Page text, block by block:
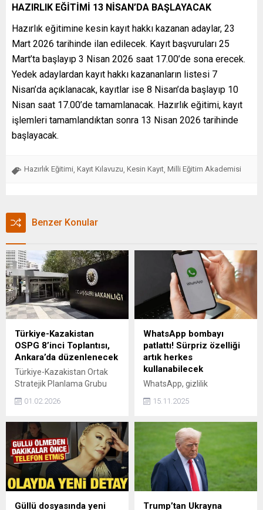
HAZIRLIK EĞİTİMİ 13 NİSAN’DA BAŞLAYACAK
Hazırlık eğitimine kesin kayıt hakkı kazanan adaylar, 23
Mart 2026 tarihinde ilan edilecek. Kayıt başvuruları 25
Mart’ta başlayıp 3 Nisan 2026 saat 17.00’de sona erecek.
Yedek adaylardan kayıt hakkı kazananların listesi 7
Nisan’da açıklanacak, kayıtlar ise 8 Nisan’da başlayıp 10
Nisan saat 17.00’de tamamlanacak. Hazırlık eğitimi, kayıt
işlemleri tamamlandıktan sonra 13 Nisan 2026 tarihinde
başlayacak.
Hazırlık Eğitimi Kayıt Kılavuzu Kesin Kayıt Milli Eğitim Akademisi
Benzer Konular
Türkiye-Kazakistan
OSPG 8’inci Toplantısı,
Ankara’da düzenlenecek
Türkiye-Kazakistan Ortak
Stratejik Planlama Grubu
Dışişleri Bakanı Hakan Fidan
Bakanı Yermek
Koşerbayev'in
başkanlıklarında yarın
Ankara'da
gerçekleştirilecek.
01.02.2026
WhatsApp bombayı
patlattı! Sürpriz özelliği
artık herkes
kullanabilecek
WhatsApp, gizlilik
yeni bir özellikle
kontrol sunuyor. “Bana
Kimler Mesaj Atabilir”
özelliği sayesinde artık
yalnızca rehberinizde kayıtlı
kişilerin size mesaj
göndermesine izin
verebileceksiniz.
15.11.2025
Güllü dosyasında yeni
Trump’tan Ukrayna